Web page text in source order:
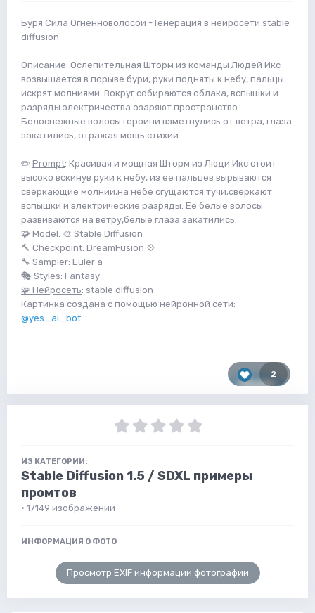
Буря Сила Огненноволосой - Генерация в нейросети stable
diffusion
Описание: Ослепительная Шторм из команды Людей Икс
возвышается в порыве бури, руки подняты к небу, пальцы
искрят молниями. Вокруг собираются облака, вспышки и
разряды электричества озаряют пространство.
Белоснежные волосы героини взметнулись от ветра, глаза
закатились, отражая мощь стихии
✏️ Prompt: Красивая и мощная Шторм из Люди Икс стоит
высоко вскинув руки к небу, из ее пальцев вырываются
сверкающие молнии,на небе сгущаются тучи,сверкают
вспышки и электрические разряды. Ее белые волосы
развиваются на ветру,белые глаза закатились.
🧩 Model: 🎨 Stable Diffusion
🔨 Checkpoint: DreamFusion 💠
🔧 Sampler: Euler a
🎭 Styles: Fantasy
🧩 Нейросеть: stable diffusion
Картинка создана с помощью нейронной сети:
@yes_ai_bot
2
ИЗ КАТЕГОРИИ:
Stable Diffusion 1.5 / SDXL примеры
промтов
· 17149 изображений
ИНФОРМАЦИЯ О ФОТО
Просмотр EXIF информации фотографии